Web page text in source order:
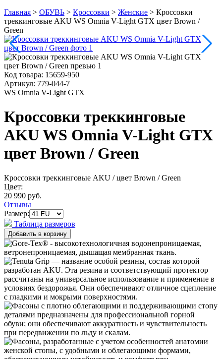
Главная > ОБУВЬ > Кроссовки > Женские > Кроссовки
треккинговые AKU WS Omnia V-Light GTX цвет Brown /
Green
Код товара: 15659-950
Артикул: 779-044-7
WS Omnia V-Light GTX
Кроссовки треккинговые
AKU WS Omnia V-Light GTX
цвет Brown / Green
Кроссовки треккинговые AKU / цвет Brown / Green
Цвет:
20 990 руб.
Отзывы
Размер:
Таблица размеров